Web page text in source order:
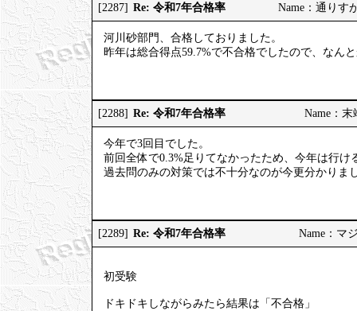
[2287] Re: 令和7年合格率 Name：通りす
河川砂部門、合格しておりました。
昨年は総合得点59.7%で不合格でしたので、なん
[2288] Re: 令和7年合格率 Name：
今年で3回目でした。
前回全体で0.3%足りてなかったため、今年は行
過去問のみの対策では不十分なのが今更分かりま
[2289] Re: 令和7年合格率 Name：マ
初受験
ドキドキしながらみたら結果は「不合格」